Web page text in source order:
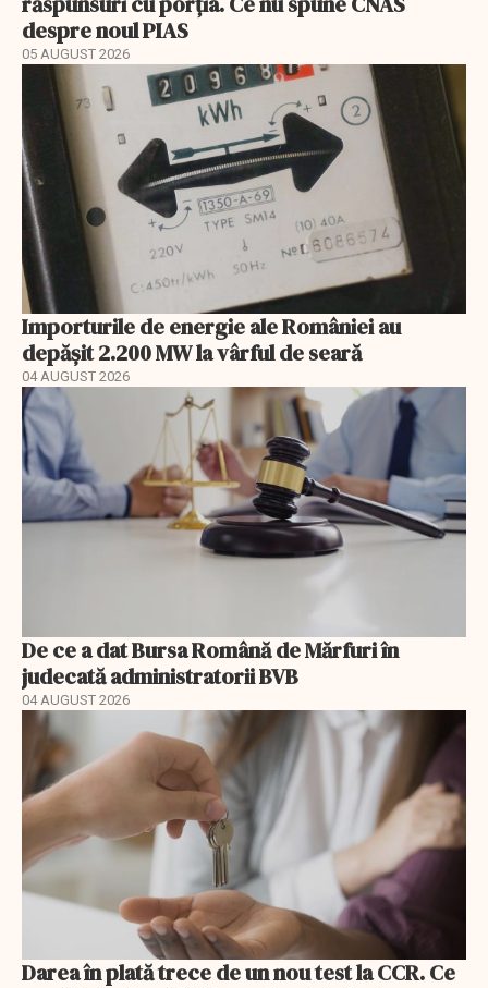
despre noul PIAS
05 AUGUST 2026
Importurile de energie ale României au
depășit 2.200 MW la vârful de seară
04 AUGUST 2026
De ce a dat Bursa Română de Mărfuri în
judecată administratorii BVB
04 AUGUST 2026
Darea în plată trece de un nou test la CCR. Ce